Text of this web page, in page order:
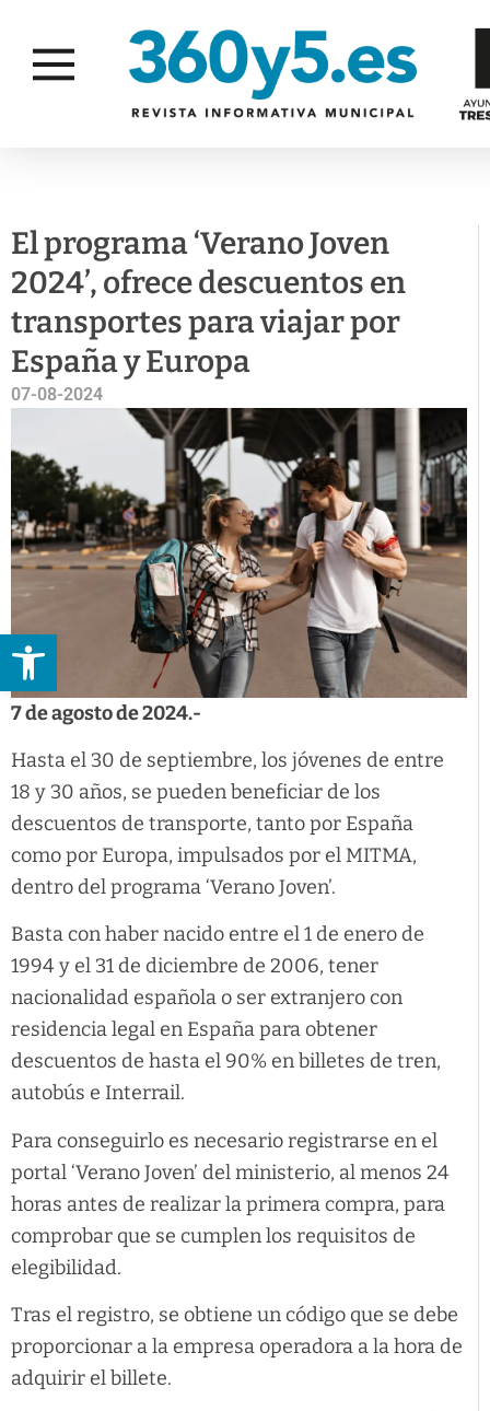
Abrir barra de herramientas
El programa ‘Verano Joven
2024’, ofrece descuentos en
transportes para viajar por
España y Europa
07-08-2024
7 de agosto de 2024.-
Hasta el 30 de septiembre, los jóvenes de entre
18 y 30 años, se pueden beneficiar de los
descuentos de transporte, tanto por España
como por Europa, impulsados por el MITMA,
dentro del programa ‘Verano Joven’.
Basta con haber nacido entre el 1 de enero de
1994 y el 31 de diciembre de 2006, tener
nacionalidad española o ser extranjero con
residencia legal en España para obtener
descuentos de hasta el 90% en billetes de tren,
autobús e Interrail.
Para conseguirlo es necesario registrarse en el
portal ‘Verano Joven’ del ministerio, al menos 24
horas antes de realizar la primera compra, para
comprobar que se cumplen los requisitos de
elegibilidad.
Tras el registro, se obtiene un código que se debe
proporcionar a la empresa operadora a la hora de
adquirir el billete.